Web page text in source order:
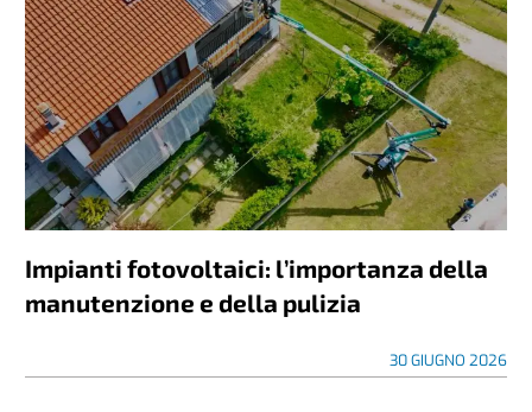
Impianti fotovoltaici: l’importanza della
manutenzione e della pulizia
30 GIUGNO 2026